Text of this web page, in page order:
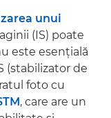
unui
(IS) poate
este esenţială
(stabilizator de
foto cu
, care are un